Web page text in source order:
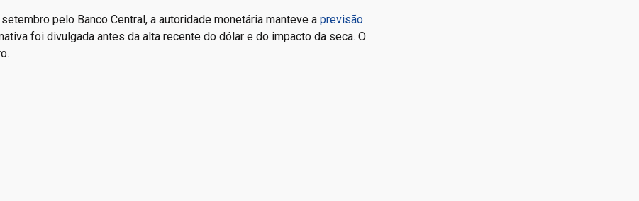
pelo Banco Central, a autoridade monetária manteve a previsão
foi divulgada antes da alta recente do dólar e do impacto da seca. O